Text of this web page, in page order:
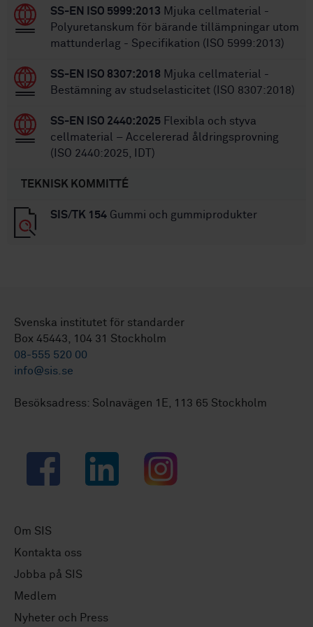
SS-EN ISO 5999:2013 Mjuka cellmaterial -
Polyuretanskum för bärande tillämpningar utom
mattunderlag - Specifikation (ISO 5999:2013)
SS-EN ISO 8307:2018 Mjuka cellmaterial -
Bestämning av studselasticitet (ISO 8307:2018)
SS-EN ISO 2440:2025 Flexibla och styva
cellmaterial – Accelererad åldringsprovning
(ISO 2440:2025, IDT)
TEKNISK KOMMITTÉ
SIS/TK 154 Gummi och gummiprodukter
Svenska institutet för standarder
Box 45443, 104 31 Stockholm
08-555 520 00
info@sis.se
Besöksadress: Solnavägen 1E, 113 65 Stockholm
Facebook LinkedIn Instagram
Om SIS
Kontakta oss
Jobba på SIS
Medlem
Nyheter och Press